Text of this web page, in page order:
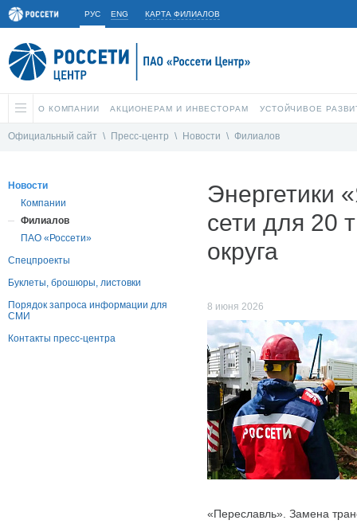
РУС ENG КАРТА ФИЛИАЛОВ
О КОМПАНИИ АКЦИОНЕРАМ И ИНВЕСТОРАМ УСТОЙЧИВОЕ
Официальный сайт \ Пресс-центр \ Новости \ Филиалов
Новости
Компании
Филиалов
ПАО «Россети»
Спецпроекты
Буклеты, брошюры, листовки
Порядок запроса информации для
СМИ
Контакты пресс-центра
Энергетики
сети для 20
округа
8 июня 2026
«Переславль». Замена